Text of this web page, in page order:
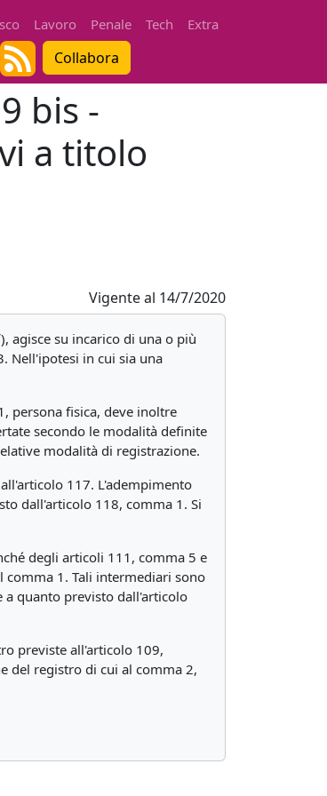
Lavoro Penale Tech
Extra
Collabora
bis -
a titolo
Vigente al 14/7/2020
agisce su incarico di una o più
Nell'ipotesi in cui sia una
persona fisica, deve inoltre
secondo le modalità definite
modalità di registrazione.
117. L'adempimento
dall'articolo 118, comma 1. Si
degli articoli 111, comma 5 e
1. Tali intermediari sono
quanto previsto dall'articolo
previste all'articolo 109,
del registro di cui al comma 2,